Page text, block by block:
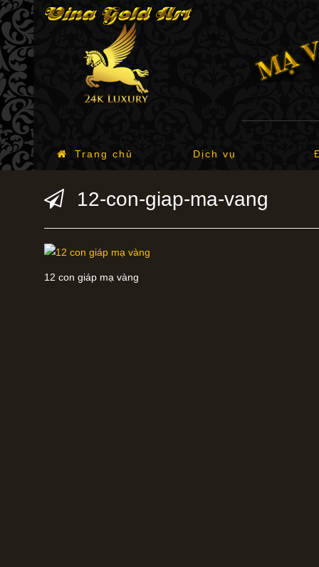
Trang chủ Dịch vụ
12-con-giap-ma-vang
12 con giáp mạ vàng